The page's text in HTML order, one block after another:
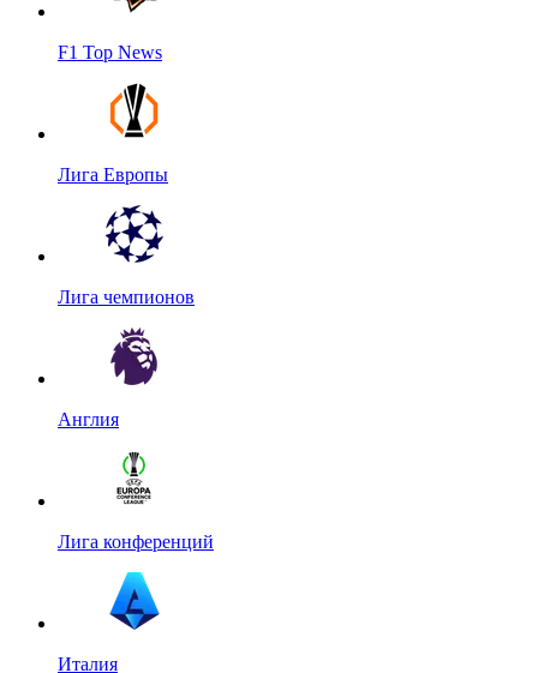
F1 Top News
Лига Европы
Лига чемпионов
Англия
Лига конференций
Италия